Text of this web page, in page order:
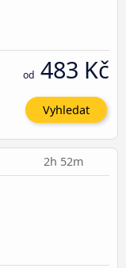
od 483 Kč
Vyhledat
2h 52m